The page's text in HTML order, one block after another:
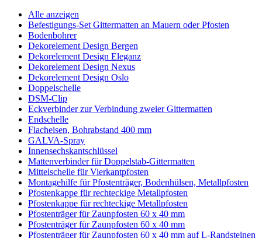
Alle anzeigen
Befestigungs-Set Gittermatten an Mauern oder Pfosten
Bodenbohrer
Dekorelement Design Bergen
Dekorelement Design Eleganz
Dekorelement Design Nexus
Dekorelement Design Oslo
Doppelschelle
DSM-Clip
Eckverbinder zur Verbindung zweier Gittermatten
Endschelle
Flacheisen, Bohrabstand 400 mm
GALVA-Spray
Innensechskantschlüssel
Mattenverbinder für Doppelstab-Gittermatten
Mittelschelle für Vierkantpfosten
Montagehilfe für Pfostenträger, Bodenhülsen, Metallpfosten
Pfostenkappe für rechteckige Metallpfosten
Pfostenkappe für rechteckige Metallpfosten
Pfostenträger für Zaunpfosten 60 x 40 mm
Pfostenträger für Zaunpfosten 60 x 40 mm
Pfostenträger für Zaunpfosten 60 x 40 mm auf L-Randsteinen